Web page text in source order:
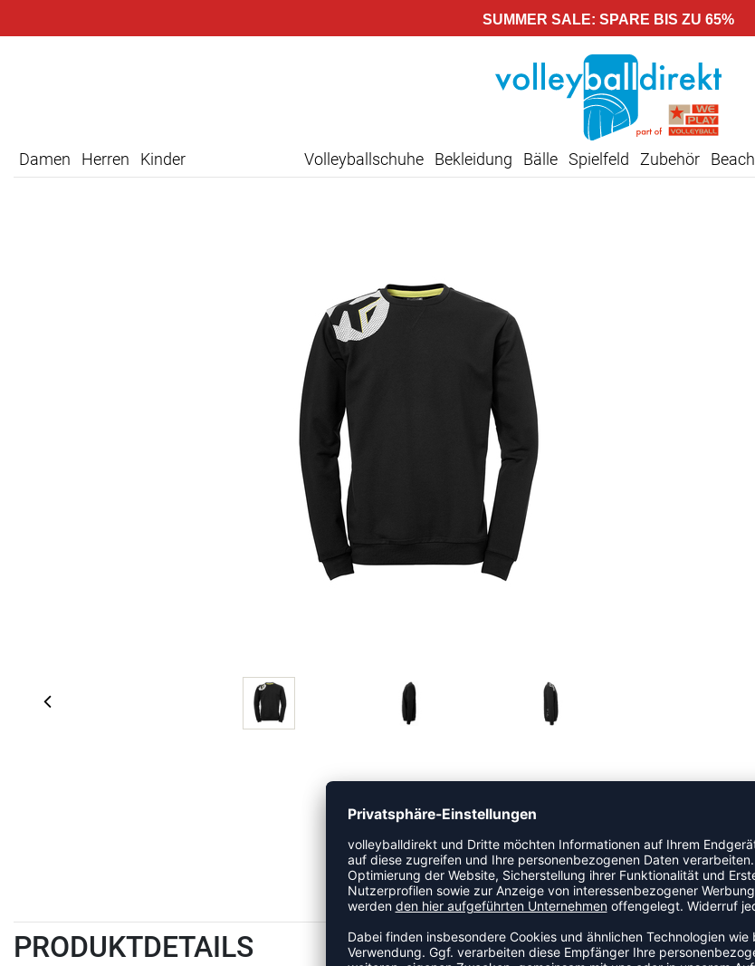
SUMMER SALE: SPARE BIS ZU 65%
Damen Herren Kinder Volleyballschuhe Bekleidung Bälle Spielfeld Zubehör Beach
PRODUKTDETAILS